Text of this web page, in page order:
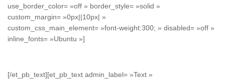
use_border_color= »off » border_style= »solid »
custom_margin= »0px||10px| »
custom_css_main_element= »font-weight:300; » disabled= »off »
inline_fonts= »Ubuntu »]
[/et_pb_text][et_pb_text admin_label= »Text »